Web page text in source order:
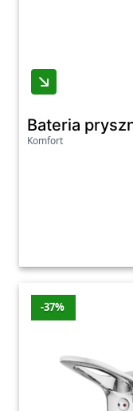
Bateria
Komfort
-37%